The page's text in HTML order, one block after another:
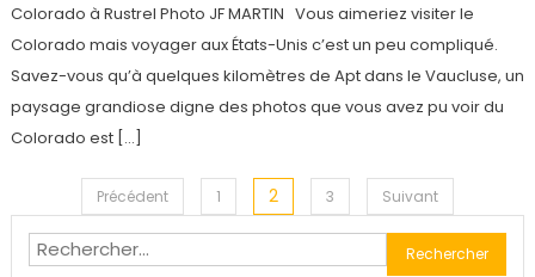
Colorado à Rustrel Photo JF MARTIN Vous aimeriez visiter le
Colorado mais voyager aux États-Unis c’est un peu compliqué.
Savez-vous qu’à quelques kilomètres de Apt dans le Vaucluse, un
paysage grandiose digne des photos que vous avez pu voir du
Colorado est […]
Pagination
des
Précédent 1 2 3 Suivant
Rechercher :